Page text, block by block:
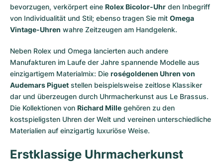
bevorzugen, verkörpert eine Rolex Bicolor-Uhr den Inbegriff
von Individualität und Stil; ebenso tragen Sie mit Omega
Vintage-Uhren wahre Zeitzeugen am Handgelenk.
Neben Rolex und Omega lancierten auch andere
Manufakturen im Laufe der Jahre spannende Modelle aus
einzigartigem Materialmix: Die roségoldenen Uhren von
Audemars Piguet stellen beispielsweise zeitlose Klassiker
dar und überzeugen durch Uhrmacherkunst aus Le Brassus.
Die Kollektionen von Richard Mille gehören zu den
kostspieligsten Uhren der Welt und vereinen unterschiedliche
Materialien auf einzigartig luxuriöse Weise.
Erstklassige Uhrmacherkunst